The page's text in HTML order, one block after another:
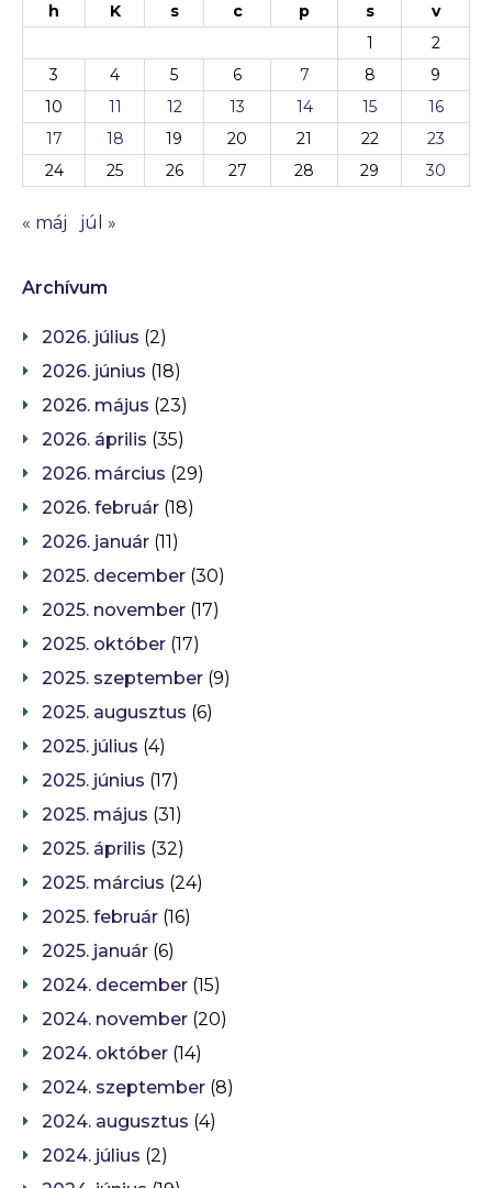
h K s c p s
v
1
2
3
4 5 6 7 8
9
10
11 12 13 14 15
16
17
18 19 20 21 22
23
24
25 26 27 28 29 30
« máj júl »
Archívum
2026. július (2)
2026. június (18)
2026. május (23)
2026. április (35)
2026. március (29)
2026. február (18)
2026. január (11)
2025. december (30)
2025. november (17)
2025. október (17)
2025. szeptember (9)
2025. augusztus (6)
2025. július (4)
2025. június (17)
2025. május (31)
2025. április (32)
2025. március (24)
2025. február (16)
2025. január (6)
2024. december (15)
2024. november (20)
2024. október (14)
2024. szeptember (8)
2024. augusztus (4)
2024. július (2)